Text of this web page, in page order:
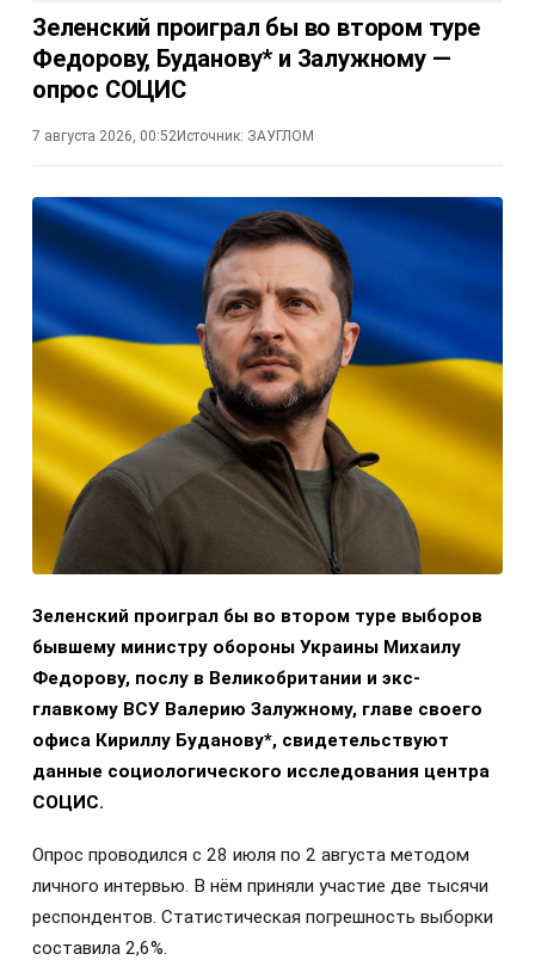
Зеленский проиграл бы во втором туре
Федорову, Буданову* и Залужному —
опрос СОЦИС
7 августа 2026, 00:52Источник: ЗАУГЛОМ
Зеленский проиграл бы во втором туре выборов
бывшему министру обороны Украины Михаилу
Федорову, послу в Великобритании и экс-
главкому ВСУ Валерию Залужному, главе своего
офиса Кириллу Буданову*, свидетельствуют
данные социологического исследования центра
СОЦИС.
Опрос проводился с 28 июля по 2 августа методом
личного интервью. В нём приняли участие две тысячи
респондентов. Статистическая погрешность выборки
составила 2,6%.